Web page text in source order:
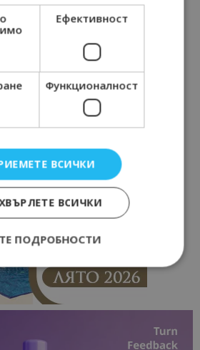
времена
23/06/2026 10:00
картичка от…”: Перник – град на
културата и вдъхновяващите...
17/06/2026 09:01
Ефективност
Функционалност
ВСИЧКИ
ВСИЧКИ
ПОДРОБНОСТИ
бисквитки позволяват